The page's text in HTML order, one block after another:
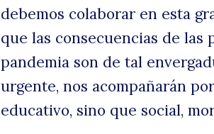
Buscar
debemos colaborar en esta
que las consecuencias de
pandemia son de tal
urgente, nos acompañarán
educativo, sino que social,